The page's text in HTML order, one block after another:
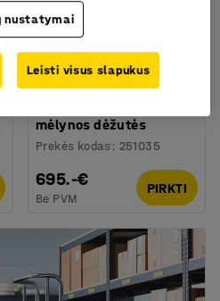
Galima rinktis skirtingus
modelius
Stelažas su dėžutėmis
REACH + MIX,
mėlynos dėžutės
Prekės kodas : 251035
695.-€
Be PVM
PIRKTI
nustatymai
Leisti visus slapukus